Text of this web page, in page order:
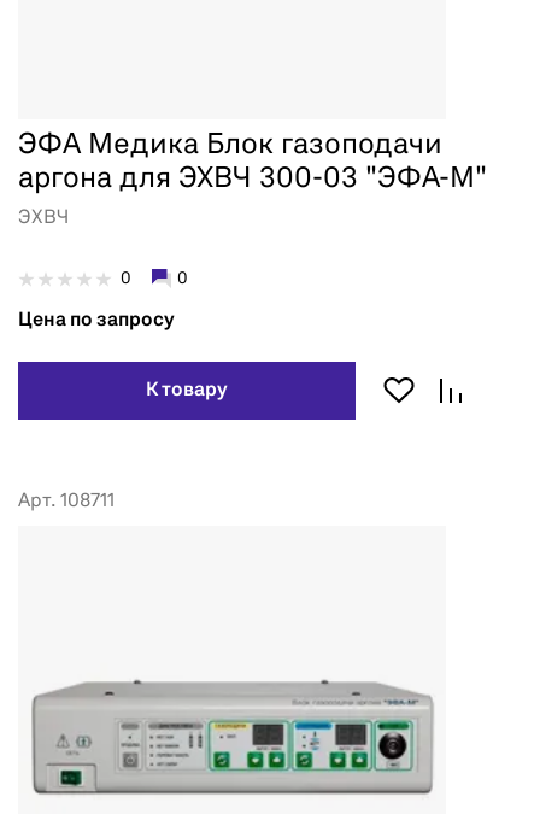
ЭФА Медика Блок газоподачи
аргона для ЭХВЧ 300-03 "ЭФА-М"
ЭХВЧ
0 0
Цена по запросу
К товару
Арт. 108711